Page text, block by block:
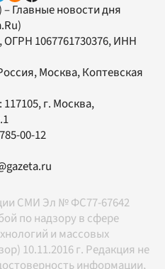
– Главные новости дня
, ОГРН 1067761730376, ИНН
Москва, Коптевская
117105, г. Москва,
00-12
СМИ Эл № ФС77-67642
по надзору в сфере
и массовых
10.11.2016 г. Редакция не
информации,